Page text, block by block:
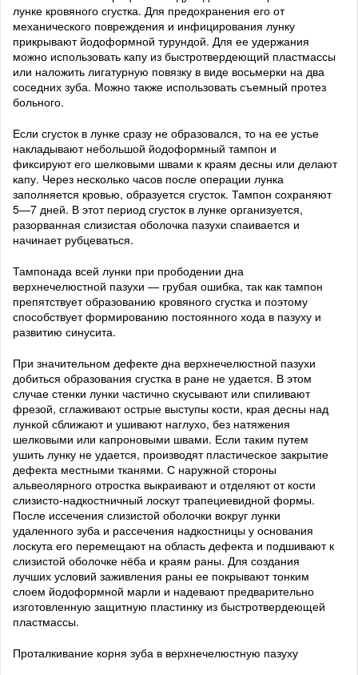
лунке кровяного сгустка. Для предохранения его от
механического повреждения и инфицирования лунку
прикрывают йодоформной турундой. Для ее удержания
можно использовать капу из быстротвердеющий пластмассы
или наложить лигатурную повязку в виде восьмерки на два
соседних зуба. Можно также использовать съемный протез
больного.
Если сгусток в лунке сразу не образовался, то на ее устье
накладывают небольшой йодоформный тампон и
фиксируют его шелковыми швами к краям десны или делают
капу. Через несколько часов после операции лунка
заполняется кровью, образуется сгусток. Тампон сохраняют
5—7 дней. В этот период сгусток в лунке организуется,
разорванная слизистая оболочка пазухи спаивается и
начинает рубцеваться.
Тампонада всей лунки при прободении дна
верхнечелюстной пазухи — грубая ошибка, так как тампон
препятствует образованию кровяного сгустка и поэтому
способствует формированию постоянного хода в пазуху и
развитию синусита.
При значительном дефекте дна верхнечелюстной пазухи
добиться образования сгустка в ране не удается. В этом
случае стенки лунки частично скусывают или спиливают
фрезой, сглаживают острые выступы кости, края десны над
лункой сближают и ушивают наглухо, без натяжения
шелковыми или капроновыми швами. Если таким путем
ушить лунку не удается, производят пластическое закрытие
дефекта местными тканями. С наружной стороны
альвеолярного отростка выкраивают и отделяют от кости
слизисто-надкостничный лоскут трапециевидной формы.
После иссечения слизистой оболочки вокруг лунки
удаленного зуба и рассечения надкостницы у основания
лоскута его перемещают на область дефекта и подшивают к
слизистой оболочке нёба и краям раны. Для создания
лучших условий заживления раны ее покрывают тонким
слоем йодоформной марли и надевают предварительно
изготовленную защитную пластинку из быстротвердеющей
пластмассы.
Проталкивание корня зуба в верхнечелюстную пазуху